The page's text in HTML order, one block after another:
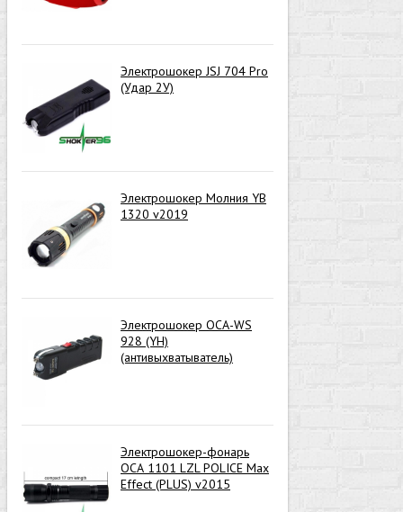
Электрошокер JSJ 704 Pro
(Удар 2У)
Электрошокер Молния YB
1320 v2019
Электрошокер ОСА-WS
928 (YH)
(антивыхватыватель)
Электрошокер-фонарь
ОСА 1101 LZL POLICE Max
Effect (PLUS) v2015